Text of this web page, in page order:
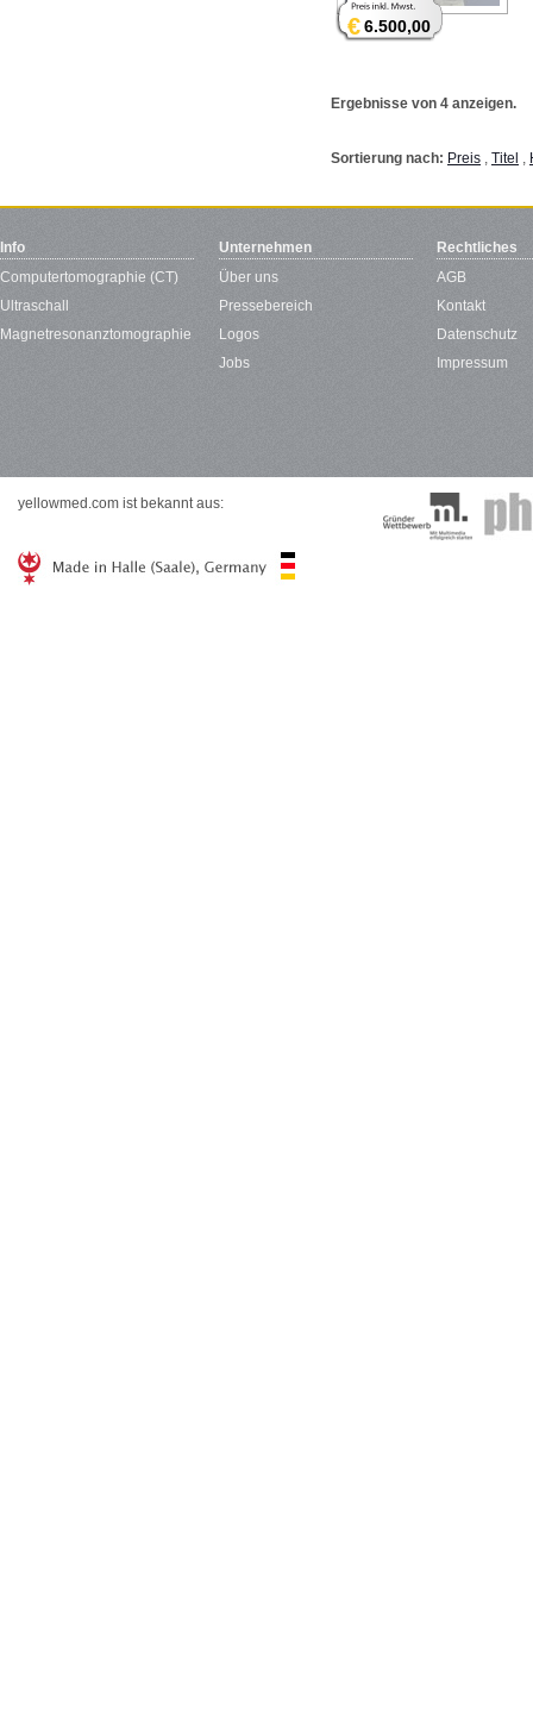
€6.500,00
Ergebnisse von 4 anzeigen.
Sortierung nach: Preis , Titel ,
Info
Computertomographie (CT)
Ultraschall
Magnetresonanztomographie
Unternehmen
Über uns
Pressebereich
Logos
Jobs
Rechtliches
AGB
Kontakt
Datenschutz
Impressum
yellowmed.com ist bekannt aus: